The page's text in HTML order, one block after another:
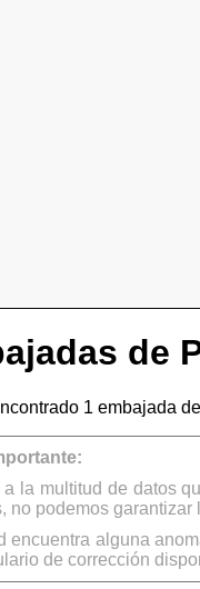
de
1 embajada
a la multitud de datos
no podemos garantizar
encuentra alguna
de corrección